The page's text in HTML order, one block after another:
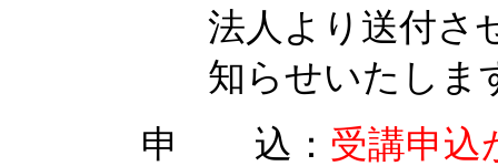
法人より送付さ
知らせいたしま
申 込： 受講申込